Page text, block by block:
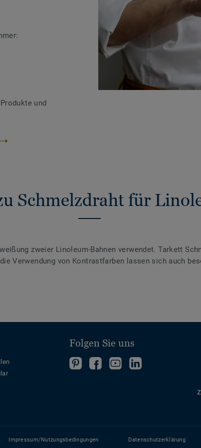
und
Schmelzdraht für
zweier Linoleum-Bahnen verwendet. Tarkett
Verwendung von Kontrastfarben lassen sich auch
Folgen Sie uns
FolgenFolgenFolgeFolgen
Impressum/Nutzungsbedingungen Datenschutzerklärung